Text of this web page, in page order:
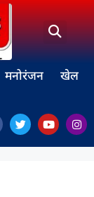
मनोरंजन खेल